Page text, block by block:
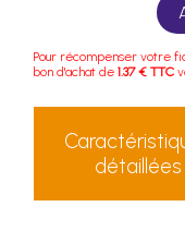
Pour récompenser votre
bon d'achat de 1.37 € TTC
détaillées